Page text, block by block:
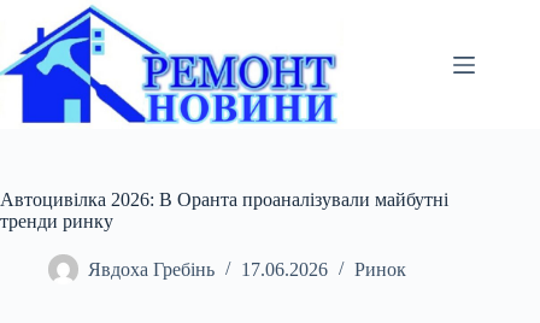
вмісту
Автоцивілка 2026: В Оранта проаналізували майбутні
тренди ринку
Явдоха Гребінь 17.06.2026 Ринок